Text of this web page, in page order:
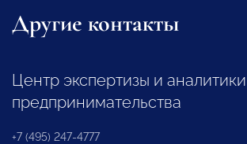
Другие контакты
Центр экспертизы и
предпринимательства
+7 (495) 247-4777